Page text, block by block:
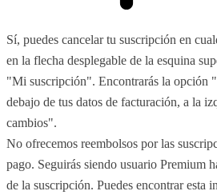
Sí, puedes cancelar tu suscripción en
en la flecha desplegable de la esquina
"Mi suscripción". Encontrarás la opción
debajo de tus datos de facturación, a la
cambios".
No ofrecemos reembolsos por las
pago. Seguirás siendo usuario Premium
de la suscripción. Puedes encontrar esta